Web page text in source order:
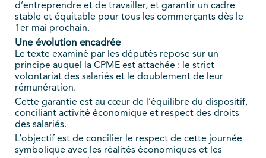
d’entreprendre et de travailler, et garantir un cadre
stable et équitable pour tous les commerçants dès le
1er mai prochain.
Une évolution encadrée
Le texte examiné par les députés repose sur un
principe auquel la CPME est attachée : le strict
volontariat des salariés et le doublement de leur
rémunération.
Cette garantie est au cœur de l’équilibre du dispositif,
conciliant activité économique et respect des droits
des salariés.
L’objectif est de concilier le respect de cette journée
symbolique avec les réalités économiques et les